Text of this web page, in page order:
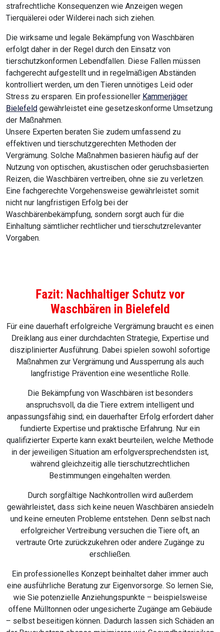
strafrechtliche Konsequenzen wie Anzeigen wegen
Tierquälerei oder Wilderei nach sich ziehen.
Die wirksame und legale Bekämpfung von Waschbären
erfolgt daher in der Regel durch den Einsatz von
tierschutzkonformen Lebendfallen. Diese Fallen müssen
fachgerecht aufgestellt und in regelmäßigen Abständen
kontrolliert werden, um den Tieren unnötiges Leid oder
Stress zu ersparen. Ein professioneller Kammerjäger
Bielefeld gewährleistet eine gesetzeskonforme Umsetzung
der Maßnahmen.
Unsere Experten beraten Sie zudem umfassend zu
effektiven und tierschutzgerechten Methoden der
Vergrämung. Solche Maßnahmen basieren häufig auf der
Nutzung von optischen, akustischen oder geruchsbasierten
Reizen, die Waschbären vertreiben, ohne sie zu verletzen.
Eine fachgerechte Vorgehensweise gewährleistet somit
nicht nur langfristigen Erfolg bei der
Waschbärenbekämpfung, sondern sorgt auch für die
Einhaltung sämtlicher rechtlicher und tierschutzrelevanter
Vorgaben.
Fazit: Nachhaltiger Schutz vor
Waschbären in Bielefeld
Für eine dauerhaft erfolgreiche Vergrämung braucht es einen
Dreiklang aus einer durchdachten Strategie, Expertise und
disziplinierter Ausführung. Dabei spielen sowohl sofortige
Maßnahmen zur Vergrämung und Aussperrung als auch
langfristige Prävention eine wesentliche Rolle.
Die Bekämpfung von Waschbären ist besonders
anspruchsvoll, da die Tiere extrem intelligent und
anpassungsfähig sind; ein dauerhafter Erfolg erfordert daher
fundierte Expertise und praktische Erfahrung. Nur ein
qualifizierter Experte kann exakt beurteilen, welche Methode
in der jeweiligen Situation am erfolgversprechendsten ist,
während gleichzeitig alle tierschutzrechtlichen
Bestimmungen eingehalten werden.
Durch sorgfältige Nachkontrollen wird außerdem
gewährleistet, dass sich keine neuen Waschbären ansiedeln
und keine erneuten Probleme entstehen. Denn selbst nach
erfolgreicher Vertreibung versuchen die Tiere oft, an
vertraute Orte zurückzukehren oder andere Zugänge zu
erschließen.
Ein professionelles Konzept beinhaltet daher immer auch
eine ausführliche Beratung zur Eigenvorsorge. So lernen Sie,
wie Sie potenzielle Anziehungspunkte – beispielsweise
offene Mülltonnen oder ungesicherte Zugänge am Gebäude
– selbst beseitigen können. Dadurch lassen sich Schäden an